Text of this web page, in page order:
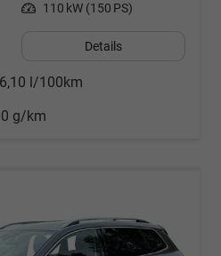
Leistung 110 kW (150 PS)
Details
6,10 l/100km
g/km